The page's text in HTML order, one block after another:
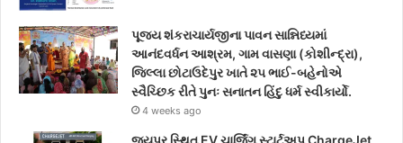
પૂજ્ય શંકરાચાર્યજીના પાવન સાન્નિધ્યમાં
આનંદવર્ધન આશ્રમ, ગામ વાસણા (કોશીન્દ્રા),
જિલ્લા છોટાઉદેપુર ખાતે ૨૫ ભાઈ-બહેનોએ
સ્વૈચ્છિક રીતે પુનઃ સનાતન હિંદુ ધર્મ સ્વીકાર્યો.
4 weeks ago
જયપુર સ્થિત EV ચાર્જિંગ સ્ટાર્ટઅપ ChargeJet